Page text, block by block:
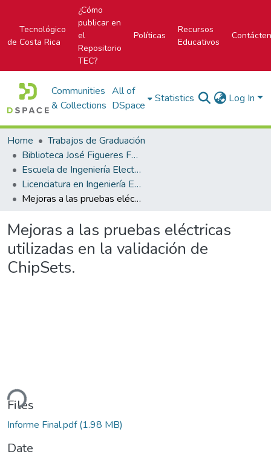
Tecnológico
de Costa Rica
¿Cómo
publicar en
el
Repositorio
TEC?
Políticas
Recursos
Educativos
Communities
& Collections
All of
DSpace
Statistics Log In
Home
Trabajos de Graduación
Biblioteca José Figueres Ferrer
Escuela de Ingeniería Electrónica
Licenciatura en Ingeniería Electrónica
Mejoras a las pruebas eléctricas utilizadas en la validación de ChipSets.
Mejoras a las pruebas eléctricas
utilizadas en la validación de
ChipSets.
Files
Informe Final.pdf(1.98 MB)
Date